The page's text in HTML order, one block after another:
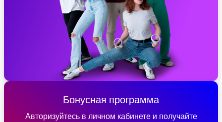
Бонусная программа
Авторизуйтесь в личном кабинете и получайте